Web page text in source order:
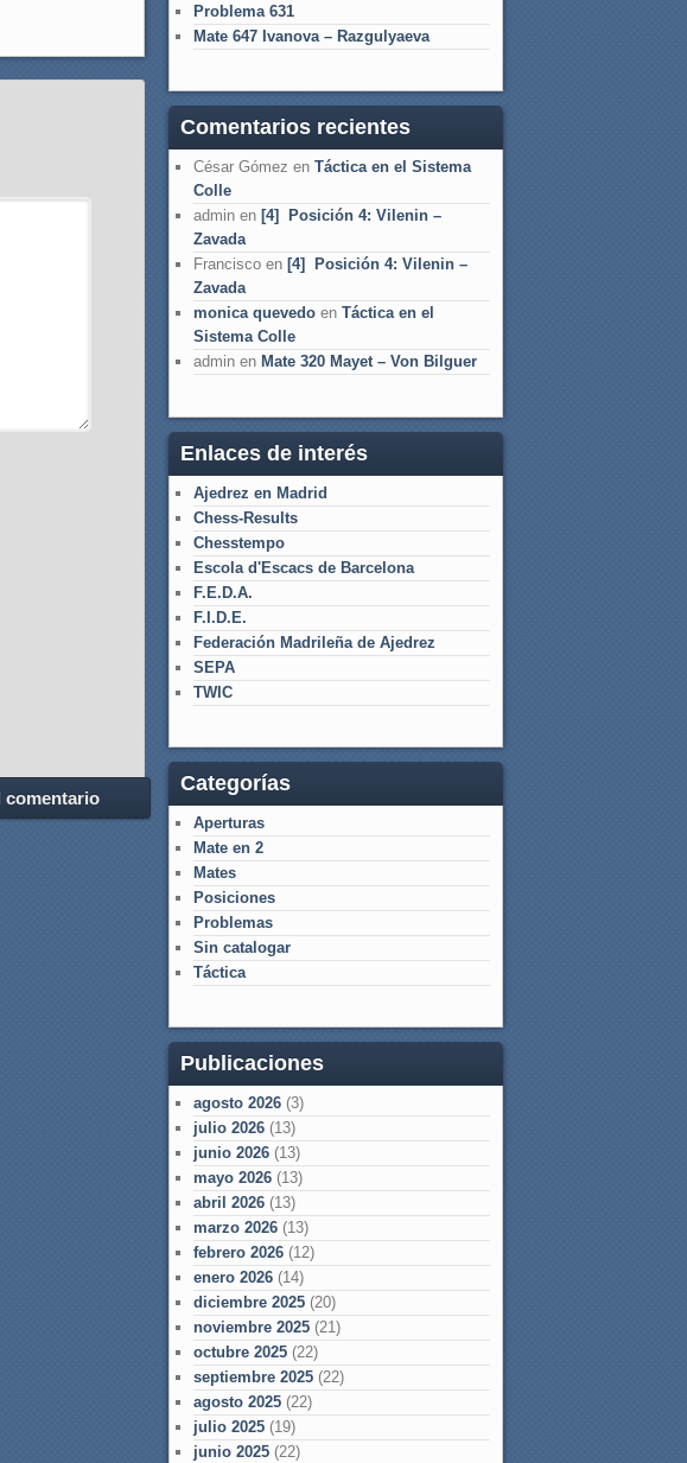
Problema 631
Mate 647 Ivanova – Razgulyaeva
Comentarios recientes
César Gómez en Táctica en el Sistema
Colle
admin en [4] Posición 4: Vilenin –
Zavada
Francisco en [4] Posición 4: Vilenin –
Zavada
monica quevedo en Táctica en el
Sistema Colle
admin en Mate 320 Mayet – Von Bilguer
Enlaces de interés
Ajedrez en Madrid
Chess-Results
Chesstempo
Escola d'Escacs de Barcelona
F.E.D.A.
F.I.D.E.
Federación Madrileña de Ajedrez
SEPA
TWIC
Categorías
Aperturas
Mate en 2
Mates
Posiciones
Problemas
Sin catalogar
Táctica
Publicaciones
agosto 2026 (3)
julio 2026 (13)
junio 2026 (13)
mayo 2026 (13)
abril 2026 (13)
marzo 2026 (13)
febrero 2026 (12)
enero 2026 (14)
diciembre 2025 (20)
noviembre 2025 (21)
octubre 2025 (22)
septiembre 2025 (22)
agosto 2025 (22)
julio 2025 (19)
junio 2025 (22)